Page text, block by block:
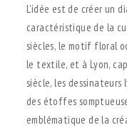
L’idée est de créer un
caractéristique de la
siècles, le motif floral
le textile, et à Lyon,
siècle, les
des étoffes
emblématique de la